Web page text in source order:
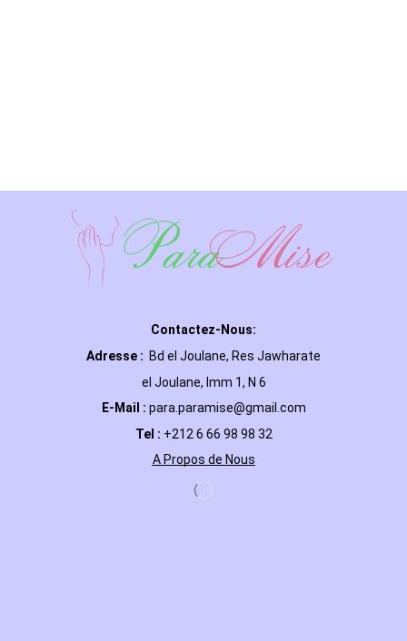
Contactez-Nous:
Adresse : Bd el Joulane, Res Jawharate
el Joulane, Imm 1, N 6
E-Mail : para.paramise@gmail.com
Tel : +212 6 66 98 98 32
A Propos de Nous